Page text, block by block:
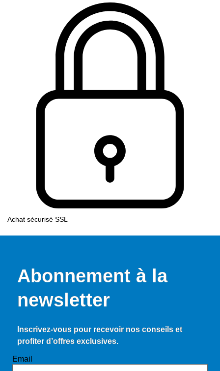
Achat sécurisé SSL
Abonnement à la
newsletter
Inscrivez-vous pour recevoir nos conseils et
profiter d’offres exclusives.
Email